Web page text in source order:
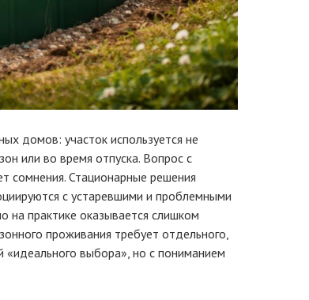
домов: участок используется не
или во время отпуска. Вопрос с
сомнения. Стационарные решения
с устаревшими и проблемными
на практике оказывается слишком
проживания требует отдельного,
«идеального выбора», но с пониманием